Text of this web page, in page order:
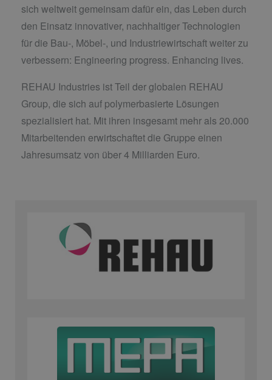
sich weltweit gemeinsam dafür ein, das Leben durch
den Einsatz innovativer, nachhaltiger Technologien
für die Bau-, Möbel-, und Industriewirtschaft weiter zu
verbessern: Engineering progress. Enhancing lives.
REHAU Industries ist Teil der globalen REHAU
Group, die sich auf polymerbasierte Lösungen
spezialisiert hat. Mit ihren insgesamt mehr als 20.000
Mitarbeitenden erwirtschaftet die Gruppe einen
Jahresumsatz von über 4 Milliarden Euro.